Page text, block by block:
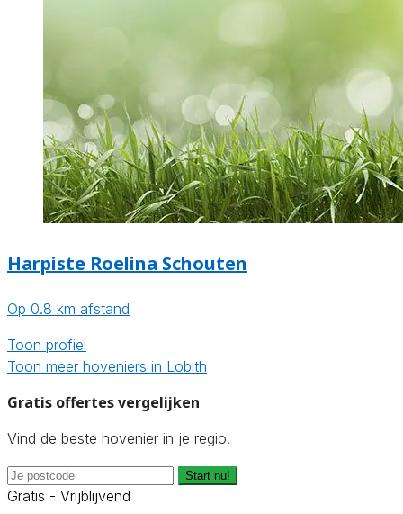
Harpiste Roelina Schouten
Op 0.8 km afstand
Toon profiel
Toon meer hoveniers in Lobith
Gratis offertes vergelijken
Vind de beste hovenier in je regio.
Start nu!
Gratis - Vrijblijvend